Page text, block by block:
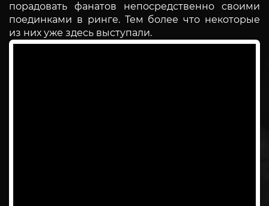
порадовать фанатов непосредственно своими
поединками в ринге. Тем более что некоторые
из них уже здесь выступали.